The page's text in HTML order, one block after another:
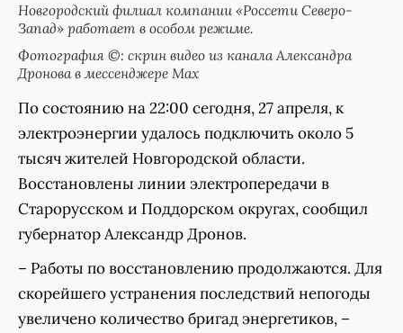
Новгородский филиал компании «Россети Северо-
Запад» работает в особом режиме.
Фотография ©: скрин видео из канала Александра
Дронова в мессенджере Мах
По состоянию на 22:00 сегодня, 27 апреля, к
электроэнергии удалось подключить около 5
тысяч жителей Новгородской области.
Восстановлены линии электропередачи в
Старорусском и Поддорском округах, сообщил
губернатор Александр Дронов.
– Работы по восстановлению продолжаются. Для
скорейшего устранения последствий непогоды
увеличено количество бригад энергетиков, –